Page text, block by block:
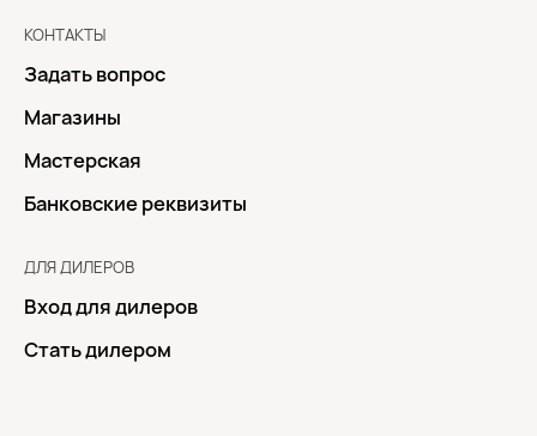
КОНТАКТЫ
Задать вопрос
Магазины
Мастерская
Банковские реквизиты
ДЛЯ ДИЛЕРОВ
Вход для дилеров
Стать дилером